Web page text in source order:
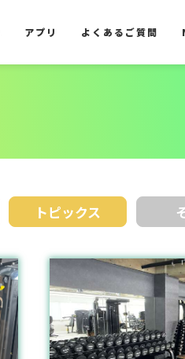
アプリ
よくあるご質問
トピックス